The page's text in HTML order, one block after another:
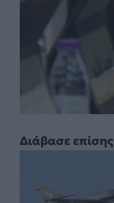
Διάβασε επίσης